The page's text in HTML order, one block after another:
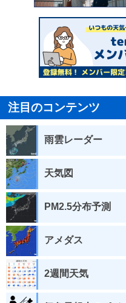
注目のコンテンツ
雨雲レーダー
天気図
PM2.5分布予測
アメダス
2週間天気